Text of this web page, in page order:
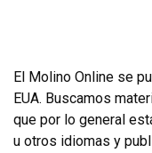
El Molino Online se
EUA. Buscamos
que por lo general
u otros idiomas y